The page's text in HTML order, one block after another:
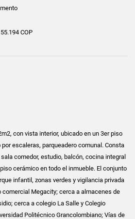
COP
con vista interior, ubicado en un 3er piso
escaleras, parqueadero comunal. Consta
comedor, estudio, balcón, cocina integral
cerámico en todo el inmueble. El conjunto
infantil, zonas verdes y vigilancia privada
comercial Megacity; cerca a almacenes de
cerca a colegio La Salle y Colegio
Politécnico Grancolombiano; Vías de